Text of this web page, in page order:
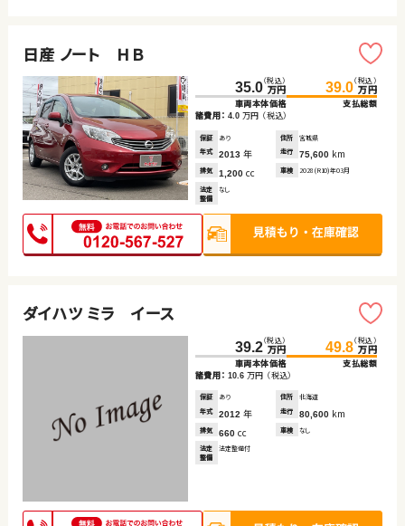
日産 ノート ＨＢ
35.0（税込）
万円
車両本体価格
39.0（税込）
万円
支払総額
諸費用： 4.0 万円 （税込）
保証 あり 住所
宮城県
年式
2013 年 走行 75,600 km
排気 1,200 cc 車検 2028(R10)年03月
法定
整備
なし
ダイハツ ミラ イース
39.2（税込）
万円
車両本体価格
49.8（税込）
万円
支払総額
諸費用： 10.6 万円 （税込）
保証 あり 住所
北海道
年式
2012 年 走行 80,600 km
排気 660 cc 車検 なし
法定
整備
法定整備付